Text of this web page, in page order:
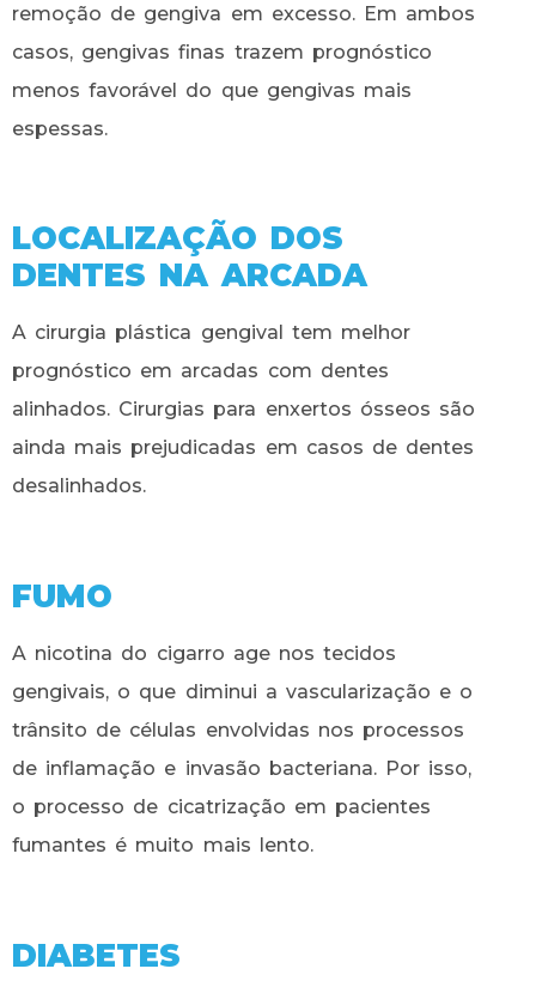
remoção de gengiva em excesso. Em ambos
casos, gengivas finas trazem prognóstico
menos favorável do que gengivas mais
espessas.
LOCALIZAÇÃO DOS
DENTES NA ARCADA
A cirurgia plástica gengival tem melhor
prognóstico em arcadas com dentes
alinhados. Cirurgias para enxertos ósseos são
ainda mais prejudicadas em casos de dentes
desalinhados.
FUMO
A nicotina do cigarro age nos tecidos
gengivais, o que diminui a vascularização e o
trânsito de células envolvidas nos processos
de inflamação e invasão bacteriana. Por isso,
o processo de cicatrização em pacientes
fumantes é muito mais lento.
DIABETES